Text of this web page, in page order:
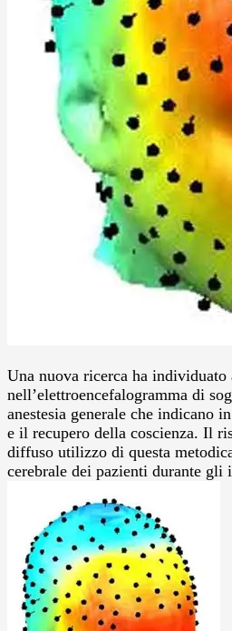
Una nuova ricerca ha individuato
nell’elettroencefalogramma di
anestesia generale che indicano
e il recupero della coscienza. Il
diffuso utilizzo di questa
cerebrale dei pazienti durante